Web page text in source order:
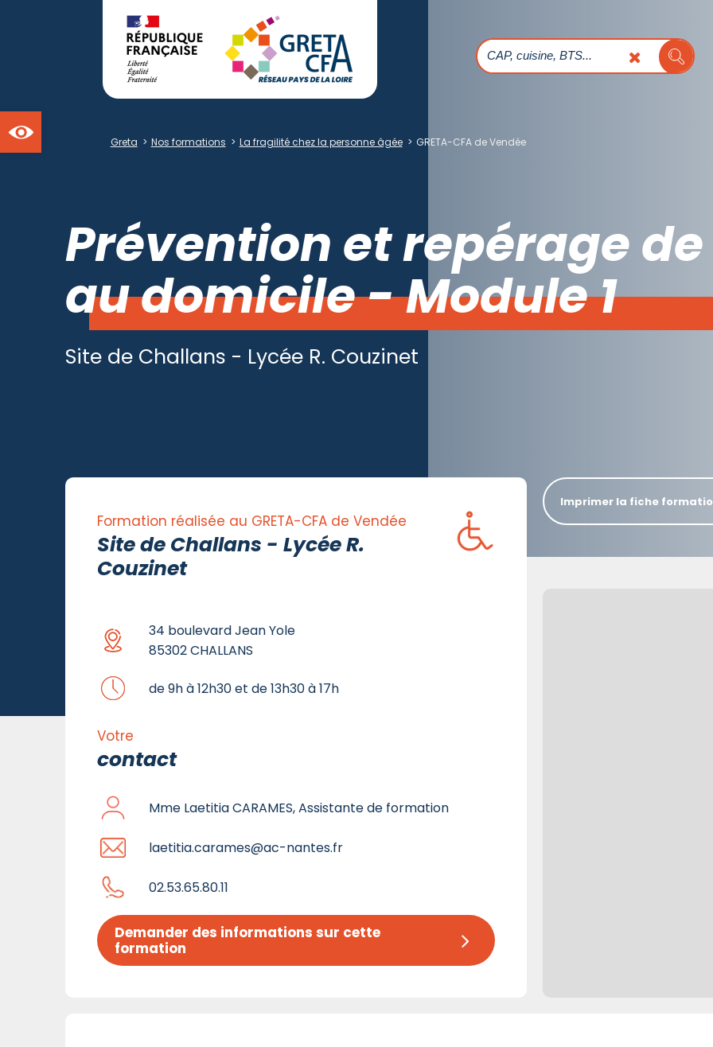
Greta > Nos formations > La fragilité chez la personne âgée > GRETA-CFA de Vendée
Prévention et repérage
au domicile - Module 1
Site de Challans - Lycée R. Couzinet
Formation réalisée au GRETA-CFA de Vendée
Site de Challans - Lycée R.
Couzinet
34 boulevard Jean Yole
85302 CHALLANS
de 9h à 12h30 et de 13h30 à 17h
Votre
contact
Mme Laetitia CARAMES, Assistante de formation
laetitia.carames@ac-nantes.fr
02.53.65.80.11
Demander des informations sur cette
formation
Imprimer la fiche
Ouvrir la barre d'outils